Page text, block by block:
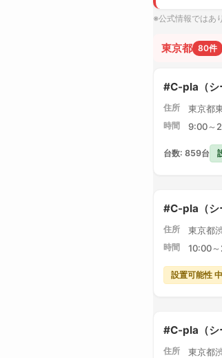
※公式情報ではあ
東京都 80件
#C-pla（シ
住所 東京都
時間 9:00～
台数: 859台
#C-pla（シ
住所 東京都
時間 10:00
設置可能性 中
#C-pla（シ
住所 東京都